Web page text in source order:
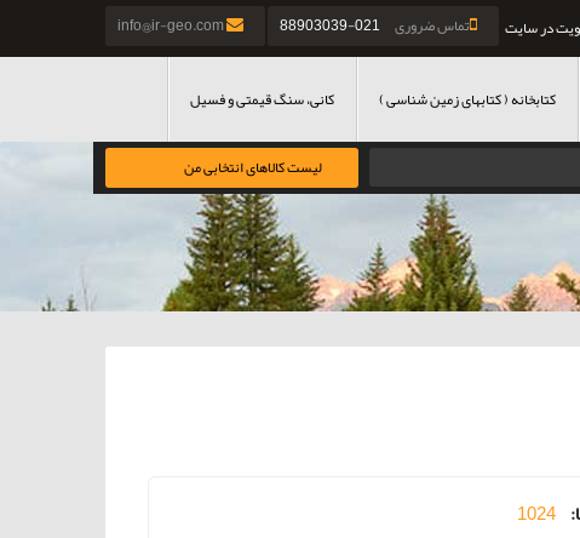
تماس ضروری 021-88903039 در سایت
کتابخانه ( کتابهای زمین شناسی ) کانی، سنگ قیمتی و فسیل
لیست کالاهای انتخابی من
1024